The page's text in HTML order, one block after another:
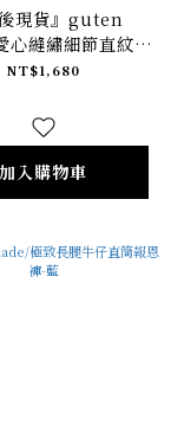
後現貨』guten
縫繡細節直紋牛
筒報恩褲-深藍
NT$1,680
加入購物車